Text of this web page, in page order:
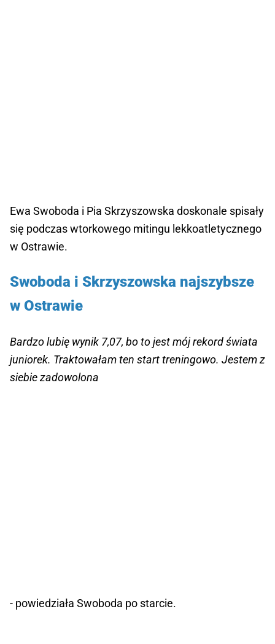
Ewa Swoboda i Pia Skrzyszowska doskonale spisały
się podczas wtorkowego mitingu lekkoatletycznego
w Ostrawie.
Swoboda i Skrzyszowska najszybsze
w Ostrawie
Bardzo lubię wynik 7,07, bo to jest mój rekord świata
juniorek. Traktowałam ten start treningowo. Jestem z
siebie zadowolona
- powiedziała Swoboda po starcie.